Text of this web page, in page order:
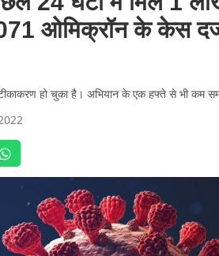
ओमिक्रॉन के केस
हो चुका है। अभियान के एक हफ्ते से भी कम